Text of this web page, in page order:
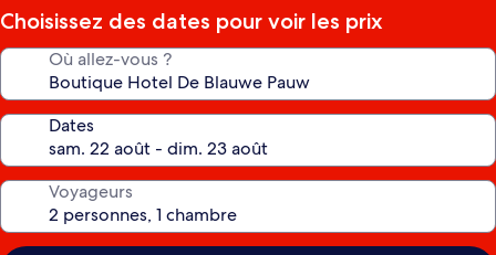
Choisissez des dates pour voir les prix
Où allez-vous ?
Dates
Voyageurs